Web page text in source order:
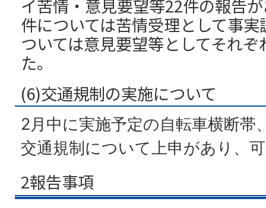
イ苦情・意見要望等22件の報告
件については苦情受理として事
ついては意見要望等としてそれ
た。
(6)交通規制の実施について
2月中に実施予定の自転車横断帯
交通規制について上申があり、
2報告事項